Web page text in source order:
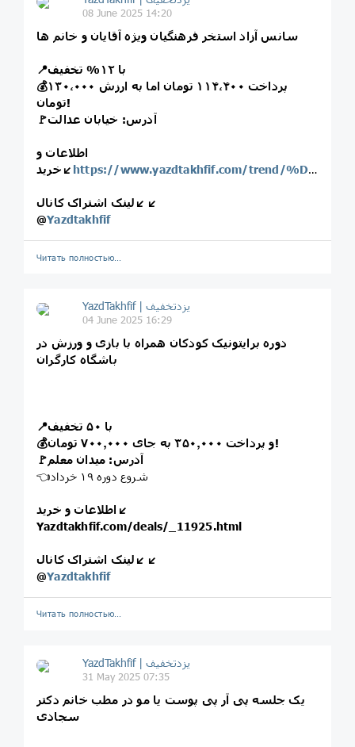
08 June 2025 14:20
سانس آزاد استخر فرهنگیان ویژه آقایان و خانم ها
📍با ۱۲% تخفیف
💰پرداخت ۱۱۴،۴۰۰ تومان اما به ارزش ۱۳۰،۰۰۰
تومان!
🚩آدرس: خیابان عدالت
اطلاعات و
خرید↙️ https://www.yazdtakhfif.com/trend/%D8%A7%D8%B3%D8%AA%D8%AE%D8%B1%20%D9%81%D8%B1%D9%87%D9%86%DA%AF%DB%8C%D8%A7%D9%86/l
لینک اشتراک کانال↙️↙️
@Yazdtakhfif
Читать полностью…
04 June 2025 16:29
دوره برایتونیک کودکان همراه با بازی و ورزش در
باشگاه کارگران
📍با ۵۰ تخفیف
💰و پرداخت ۳۵۰٫۰۰۰ به جای ۷۰۰٫۰۰۰ تومان!
🚩آدرس: میدان معلم
👈شروع دوره ۱۹ خرداد
اطلاعات و خرید↙️
Yazdtakhfif.com/deals/_11925.html
لینک اشتراک کانال↙️↙️
@Yazdtakhfif
Читать полностью…
31 May 2025 07:35
یک جلسه پی آر پی پوست یا مو در مطب خانم دکتر
سجادی